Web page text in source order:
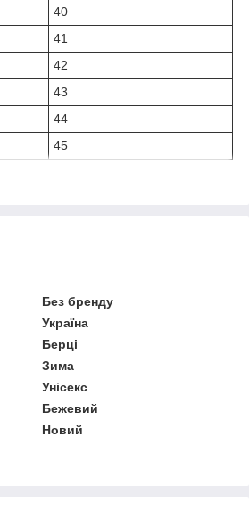
40
41
42
43
44
45
Без бренду
Україна
Берці
Зима
Унісекс
Бежевий
Новий